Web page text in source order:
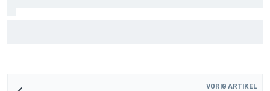
VORIG ARTIKEL